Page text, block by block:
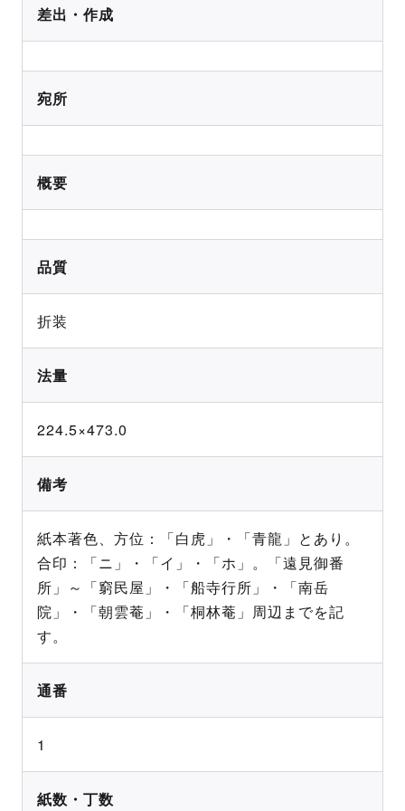
差出・作成
宛所
概要
品質
折装
法量
224.5×473.0
備考
紙本著色、方位：「白虎」・「青龍」とあり。
合印：「ニ」・「イ」・「ホ」。「遠見御番
所」～「窮民屋」・「船寺行所」・「南岳
院」・「朝雲菴」・「桐林菴」周辺までを記
す。
通番
1
紙数・丁数